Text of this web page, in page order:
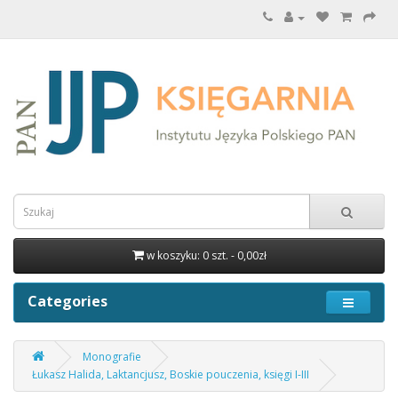
w koszyku: 0 szt. - 0,00zł
Categories
Monografie
Łukasz Halida, Laktancjusz, Boskie pouczenia, księgi I-III